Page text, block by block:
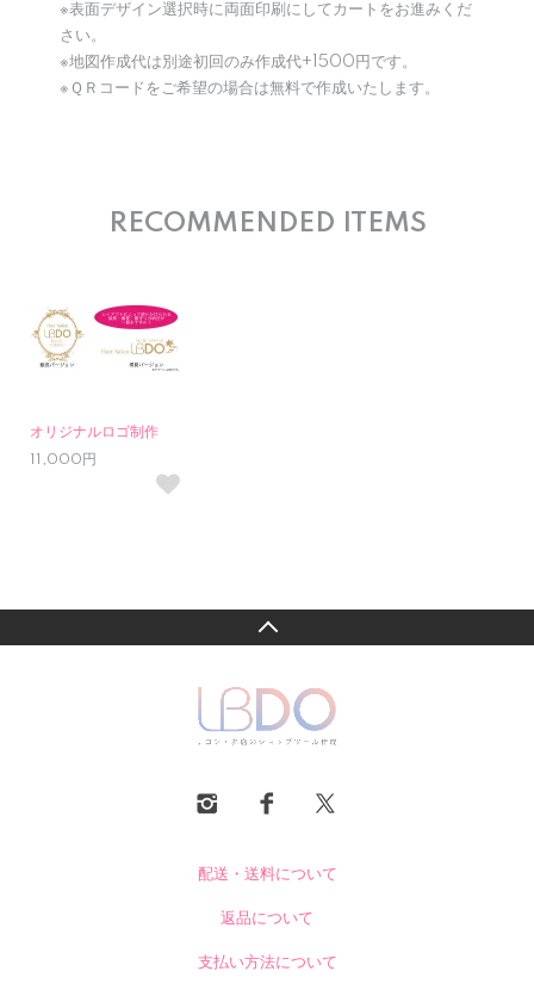
※表面デザイン選択時に両面印刷にしてカートをお進みくだ
さい。
※地図作成代は別途初回のみ作成代+1500円です。
※ＱＲコードをご希望の場合は無料で作成いたします。
RECOMMENDED ITEMS
オリジナルロゴ制作
11,000円
配送・送料について
返品について
支払い方法について